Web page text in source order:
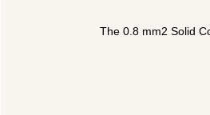
The 0.8 mm2 Solid